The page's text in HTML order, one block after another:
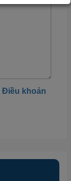
Điều khoản